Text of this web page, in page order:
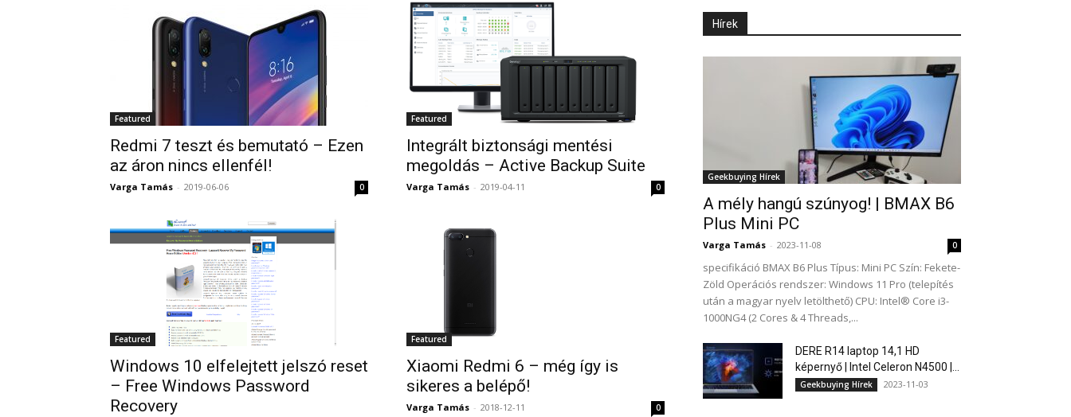
Featured
Redmi 7 teszt és bemutató – Ezen
az áron nincs ellenfél!
Varga Tamás - 2019-06-06 0
Featured
Integrált biztonsági mentési
megoldás – Active Backup Suite
Varga Tamás - 2019-04-11 0
Featured
Windows 10 elfelejtett jelszó reset
– Free Windows Password
Recovery
Featured
Xiaomi Redmi 6 – még így is
sikeres a belépő!
Varga Tamás - 2018-12-11 0
Hírek
Geekbuying Hírek
A mély hangú szúnyog! | BMAX B6
Plus Mini PC
Varga Tamás - 2023-11-08 0
specifikáció BMAX B6 Plus Típus: Mini PC Szín: Fekete-
Zöld Operációs rendszer: Windows 11 Pro (telepítés
után a magyar nyelv letölthető) CPU: Intel® Core i3-
1000NG4 (2 Cores & 4 Threads,...
DERE R14 laptop 14,1 HD
képernyő | Intel Celeron N4500 |...
Geekbuying Hírek 2023-11-03